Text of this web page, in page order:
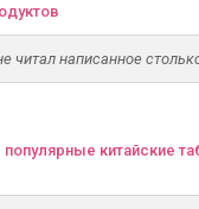
читал написанное
китайские